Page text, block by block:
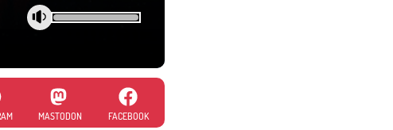
MASTODON FACEBOOK